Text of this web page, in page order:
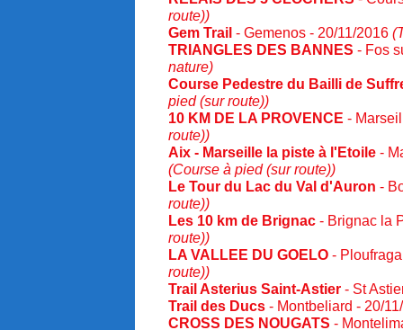
route))
Gem Trail - Gemenos - 20/11/2016
TRIANGLES DES BANNES - Fos
nature)
Course Pedestre du Bailli de
pied (sur route))
10 KM DE LA PROVENCE -
route))
Aix - Marseille la piste à l'Etoile -
(Course à pied (sur route))
Le Tour du Lac du Val d'Auron -
route))
Les 10 km de Brignac - Brignac la
route))
LA VALLEE DU GOELO -
route))
Trail Asterius Saint-Astier - St
Trail des Ducs - Montbeliard - 20/
CROSS DES NOUGATS -